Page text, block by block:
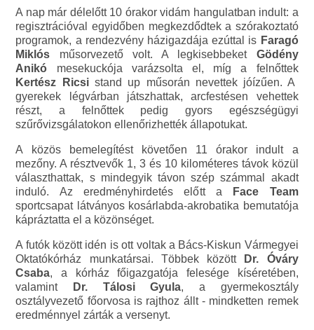
A nap már délelőtt 10 órakor vidám hangulatban indult: a
regisztrációval egyidőben megkezdődtek a szórakoztató
programok, a rendezvény házigazdája ezúttal is Faragó
Miklós műsorvezető volt. A legkisebbeket Gödény
Anikó mesekuckója varázsolta el, míg a felnőttek
Kertész Ricsistand up műsorán nevettek jóízűen. A
gyerekek légvárban játszhattak, arcfestésen vehettek
részt, a felnőttek pedig gyors egészségügyi
szűrővizsgálatokon ellenőrizhették állapotukat.
A közös bemelegítést követően 11 órakor indult a
mezőny. A résztvevők 1, 3 és 10 kilométeres távok közül
választhattak, s mindegyik távon szép számmal akadt
induló. Az eredményhirdetés előtt a
Face Team
sportcsapat látványos kosárlabda-akrobatika bemutatója
kápráztatta el a közönséget.
A futók között idén is ott voltak a Bács-Kiskun Vármegyei
Oktatókórház munkatársai. Többek között
Dr. Óváry
Csaba, a kórház főigazgatója felesége kíséretében,
valamint
Dr. Tálosi Gyula, a gyermekosztály
osztályvezető főorvosa is rajthoz állt - mindketten remek
eredménnyel zárták a versenyt.